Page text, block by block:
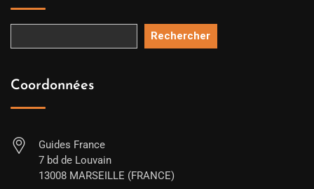
Rechercher
Coordonnées
Guides France
7 bd de Louvain
13008 MARSEILLE (FRANCE)